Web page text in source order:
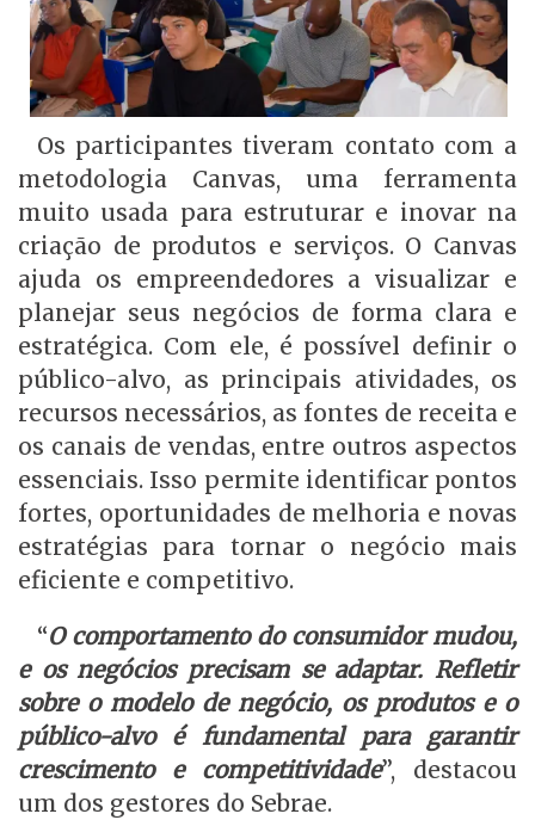
Os participantes tiveram contato com a
metodologia Canvas, uma ferramenta
muito usada para estruturar e inovar na
criação de produtos e serviços. O Canvas
ajuda os empreendedores a visualizar e
planejar seus negócios de forma clara e
estratégica. Com ele, é possível definir o
público-alvo, as principais atividades, os
recursos necessários, as fontes de receita e
os canais de vendas, entre outros aspectos
essenciais. Isso permite identificar pontos
fortes, oportunidades de melhoria e novas
estratégias para tornar o negócio mais
eficiente e competitivo.
“O comportamento do consumidor mudou,
e os negócios precisam se adaptar. Refletir
sobre o modelo de negócio, os produtos e o
público-alvo é fundamental para garantir
crescimento e competitividade”, destacou
um dos gestores do Sebrae.